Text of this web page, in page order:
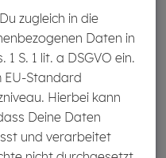
zugleich in die
Daten in
S. 1 lit. a DSGVO ein.
EU-Standard
Hierbei kann
Deine Daten
und verarbeitet